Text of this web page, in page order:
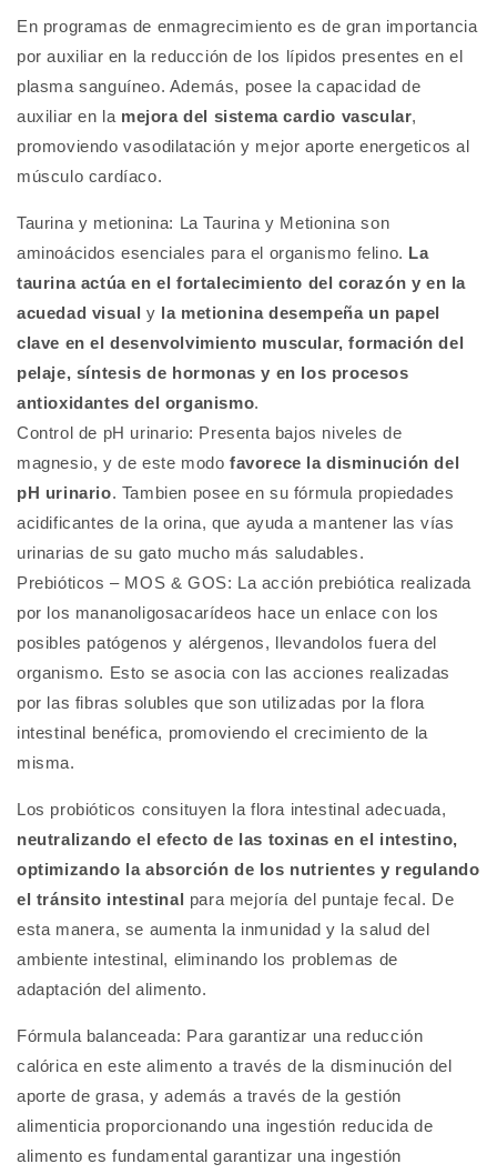
En programas de enmagrecimiento es de gran importancia
por auxiliar en la reducción de los lípidos presentes en el
plasma sanguíneo. Además, posee la capacidad de
auxiliar en la mejora del sistema cardio vascular,
promoviendo vasodilatación y mejor aporte energeticos al
músculo cardíaco.
Taurina y metionina: La Taurina y Metionina son
aminoácidos esenciales para el organismo felino. La
taurina actúa en el fortalecimiento del corazón y en la
acuedad visual y la metionina desempeña un papel
clave en el desenvolvimiento muscular, formación del
pelaje, síntesis de hormonas y en los procesos
antioxidantes del organismo.
Control de pH urinario: Presenta bajos niveles de
magnesio, y de este modo favorece la disminución del
pH urinario. Tambien posee en su fórmula propiedades
acidificantes de la orina, que ayuda a mantener las vías
urinarias de su gato mucho más saludables.
Prebióticos – MOS & GOS: La acción prebiótica realizada
por los mananoligosacarídeos hace un enlace con los
posibles patógenos y alérgenos, llevandolos fuera del
organismo. Esto se asocia con las acciones realizadas
por las fibras solubles que son utilizadas por la flora
intestinal benéfica, promoviendo el crecimiento de la
misma.
Los probióticos consituyen la flora intestinal adecuada,
neutralizando el efecto de las toxinas en el intestino,
optimizando la absorción de los nutrientes y regulando
el tránsito intestinal para mejoría del puntaje fecal. De
esta manera, se aumenta la inmunidad y la salud del
ambiente intestinal, eliminando los problemas de
adaptación del alimento.
Fórmula balanceada: Para garantizar una reducción
calórica en este alimento a través de la disminución del
aporte de grasa, y además a través de la gestión
alimenticia proporcionando una ingestión reducida de
alimento es fundamental garantizar una ingestión